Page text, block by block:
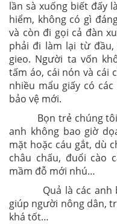
lần sà xuống biết đấy
hiểm, không có gì
và còn đi gọi cả đàn
phải đi làm lại từ
gieo. Người ta vốn
tấm áo, cái nón và cái
nhiều mẩu giấy có
bảo vệ mới.
Bọn trẻ chúng tôi
anh không bao giờ
mặt hoặc cáu gắt, dù
châu chấu, đuổi cào
mầm đỗ mới nhú…
Quả là các anh bù
giúp người nông dân,
khá tốt…